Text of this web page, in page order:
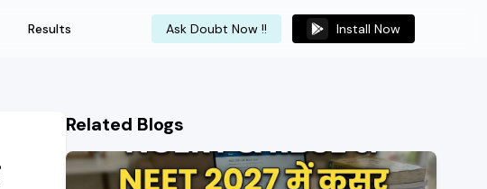
Results Ask Doubt Now !! Install Now
Related Blogs